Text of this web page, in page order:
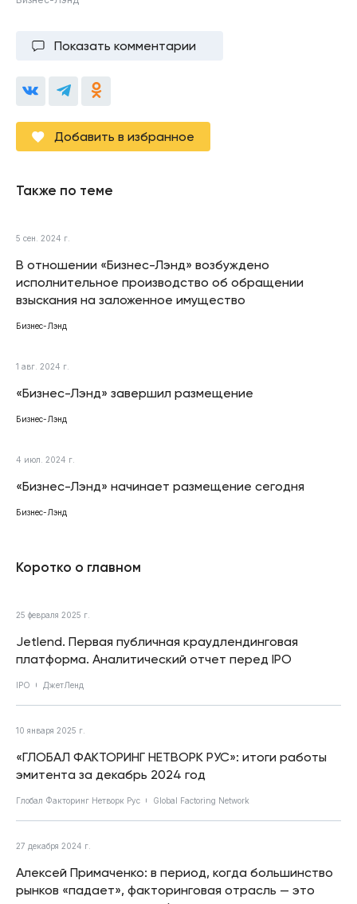
Показать комментарии
Добавить в избранное
Также по теме
5 сен. 2024 г.
В отношении «Бизнес-Лэнд» возбуждено
исполнительное производство об обращении
взыскания на заложенное имущество
Бизнес-Лэнд
1 авг. 2024 г.
«Бизнес-Лэнд» завершил размещение
Бизнес-Лэнд
4 июл. 2024 г.
«Бизнес-Лэнд» начинает размещение сегодня
Бизнес-Лэнд
Коротко о главном
25 февраля 2025 г.
Jetlend. Первая публичная краудлендинговая
платформа. Аналитический отчет перед IPO
IPO ДжетЛенд
10 января 2025 г.
«ГЛОБАЛ ФАКТОРИНГ НЕТВОРК РУС»: итоги работы
эмитента за декабрь 2024 год
Глобал Факторинг Нетворк Рус Global Factoring Network
27 декабря 2024 г.
Алексей Примаченко: в период, когда большинство
рынков «падает», факторинговая отрасль — это